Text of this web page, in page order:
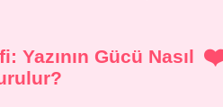
Yazının Gücü Nasıl